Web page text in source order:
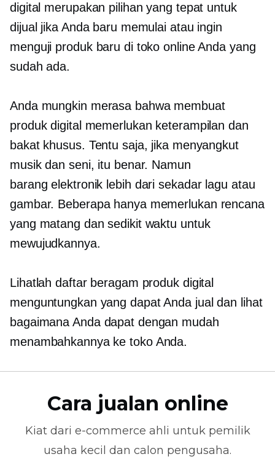
digital merupakan pilihan yang tepat untuk
dijual jika Anda baru memulai atau ingin
menguji produk baru di toko online Anda yang
sudah ada.
Anda mungkin merasa bahwa membuat
produk digital memerlukan keterampilan dan
bakat khusus. Tentu saja, jika menyangkut
musik dan seni, itu benar. Namun
barang elektronik lebih dari sekadar lagu atau
gambar. Beberapa hanya memerlukan rencana
yang matang dan sedikit waktu untuk
mewujudkannya.
Lihatlah daftar beragam produk digital
menguntungkan yang dapat Anda jual dan lihat
bagaimana Anda dapat dengan mudah
menambahkannya ke toko Anda.
Cara jualan online
Kiat dari e-commerce ahli untuk pemilik
usaha kecil dan calon pengusaha.